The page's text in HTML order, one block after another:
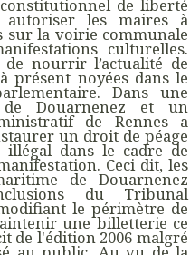
de liberté
autoriser les maires à
sur la voirie communale
culturelles.
nourrir l’actualité de
présent noyées dans le
Dans une
Douarnenez et un
de Rennes a
un droit de péage
dans le cadre de
Ceci dit, les
de Douarnenez
du Tribunal
le périmètre de
une billetterie ce
de l'édition 2006 malgré